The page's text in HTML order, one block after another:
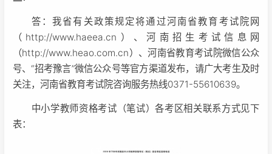
答：我省有关政策规定将通过河南省教育考试院网
（http://www.haeea.cn）、河南招生考试信息网
（http://www.heao.com.cn）、河南省教育考试院微信公众
号、“招考豫言”微信公众号等官方渠道发布，请广大考生及时
关注，河南省教育考试院咨询服务热线0371-55610639。
中小学教师资格考试（笔试）各考区相关联系方式见下
表：